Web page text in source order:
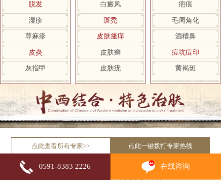
脱发
湿疹
荨麻疹
皮炎
灰指甲
白癜风
斑秃
皮肤瘙痒
皮肤癣
皮肤疣
疤痕
毛周角化
酒糟鼻
痘坑痘印
黄褐斑
点此查看所有专家>> 点此一键拨打专家热线
自助挂号平台
积极响应国家“网上预约挂号”政策
0591-8383 2226 在线咨询